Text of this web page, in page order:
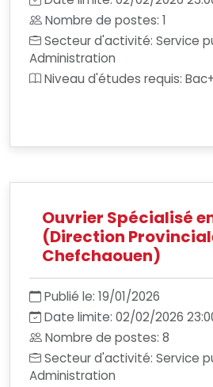
Nombre de postes: 1
Secteur d'activité: Service
Administration
Niveau d'études requis:
Ouvrier Spécialisé
(Direction
Chefchaouen)
Publié le: 19/01/2026
Date limite: 02/02/2026
Nombre de postes: 8
Secteur d'activité: Service
Administration